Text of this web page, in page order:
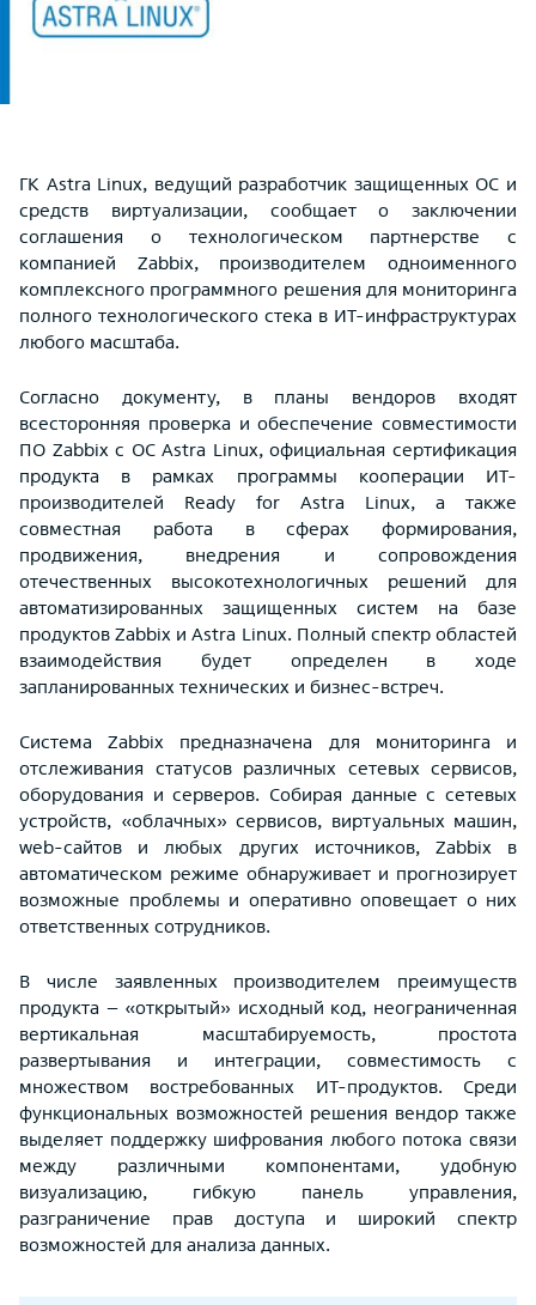
ГК Astra Linux, ведущий разработчик защищенных ОС и
средств виртуализации, сообщает о заключении
соглашения о технологическом партнерстве с
компанией Zabbix, производителем одноименного
комплексного программного решения для мониторинга
полного технологического стека в ИТ-инфраструктурах
любого масштаба.
Согласно документу, в планы вендоров входят
всесторонняя проверка и обеспечение совместимости
ПО Zabbix с ОС Astra Linux, официальная сертификация
продукта в рамках программы кооперации ИТ-
производителей Ready for Astra Linux, а также
совместная работа в сферах формирования,
продвижения, внедрения и сопровождения
отечественных высокотехнологичных решений для
автоматизированных защищенных систем на базе
продуктов Zabbix и Astra Linux. Полный спектр областей
взаимодействия будет определен в ходе
запланированных технических и бизнес-встреч.
Система Zabbix предназначена для мониторинга и
отслеживания статусов различных сетевых сервисов,
оборудования и серверов. Собирая данные с сетевых
устройств, «облачных» сервисов, виртуальных машин,
web-сайтов и любых других источников, Zabbix в
автоматическом режиме обнаруживает и прогнозирует
возможные проблемы и оперативно оповещает о них
ответственных сотрудников.
В числе заявленных производителем преимуществ
продукта – «открытый» исходный код, неограниченная
вертикальная масштабируемость, простота
развертывания и интеграции, совместимость с
множеством востребованных ИТ-продуктов. Среди
функциональных возможностей решения вендор также
выделяет поддержку шифрования любого потока связи
между различными компонентами, удобную
визуализацию, гибкую панель управления,
разграничение прав доступа и широкий спектр
возможностей для анализа данных.